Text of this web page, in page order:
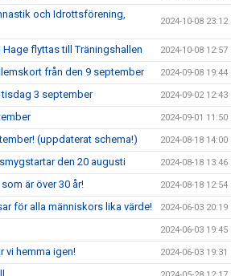
och Idrottsförening,
2024-10-08 23:12
flyttas till Träningshallen 2024-10-08 12:57
från den 9 september 2024-09-08 19:44
3 september 2024-09-02 12:43
2024-09-01 11:50
(uppdaterat schema!) 2024-08-18 14:00
den 20 augusti 2024-08-18 13:46
är över 30 år! 2024-08-18 12:54
för alla människors lika värde! 2024-06-03 20:19
2024-06-03 19:45
vi hemma igen! 2024-06-03 19:31